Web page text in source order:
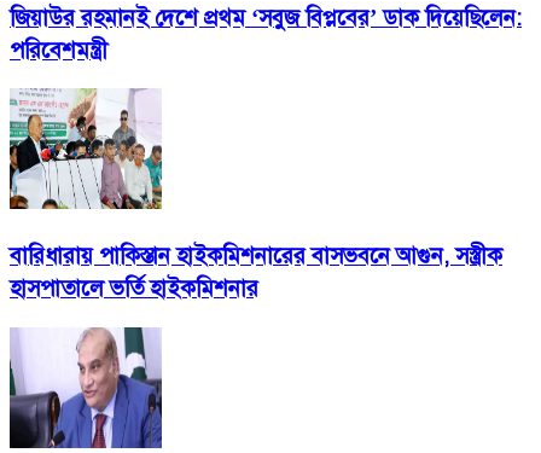
জিয়াউর রহমানই দেশে প্রথম ‘সবুজ বিপ্লবের’ ডাক দিয়েছিলেন:
পরিবেশমন্ত্রী
বারিধারায় পাকিস্তান হাইকমিশনারের বাসভবনে আগুন, সস্ত্রীক
হাসপাতালে ভর্তি হাইকমিশনার